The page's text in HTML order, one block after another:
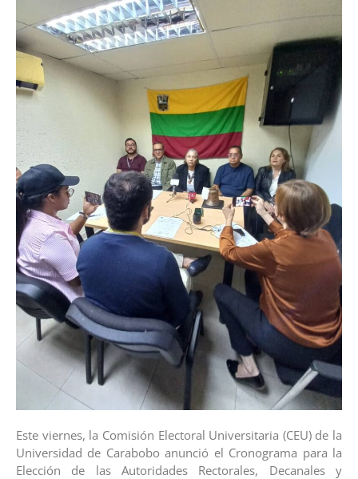
Este viernes, la Comisión Electoral Universitaria (CEU) de la
Universidad de Carabobo anunció el Cronograma para la
Elección de las Autoridades Rectorales, Decanales y